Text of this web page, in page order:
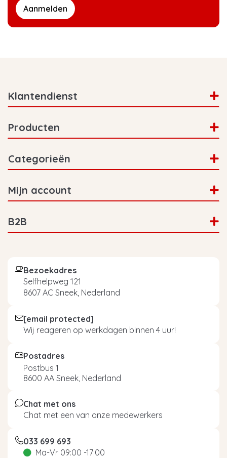
verschillende manieren betalen, net wat jij het
makkelijkst vindt! iDeal is de meest gekozen
manier, maar je kunt ook gebruik maken van
gezocht. Je kunt de volgende dag direct je
producten gebruiken!
Aanmelden
Klantendienst
Producten
Categorieën
Mijn account
B2B
Bezoekadres
Selfhelpweg 121
8607 AC Sneek, Nederland
[email protected]
Wij reageren op werkdagen binnen 4 uur!
Postadres
Postbus 1
8600 AA Sneek, Nederland
Chat met ons
Chat met een van onze medewerkers
033 699 693
Ma-Vr 09:00 -17:00